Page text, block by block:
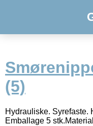
(5)
Hydrauliske. Syrefaste.
Emballage 5